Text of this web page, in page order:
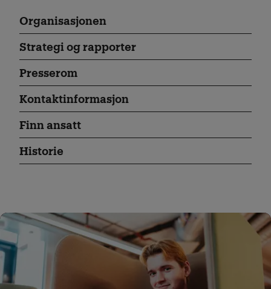
Organisasjonen
Strategi og rapporter
Presserom
Kontaktinformasjon
Finn ansatt
Historie
Content Card With Image